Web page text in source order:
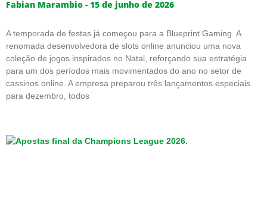
Fabian Marambio 15 de junho de 2026
A temporada de festas já começou para a Blueprint Gaming. A
renomada desenvolvedora de slots online anunciou uma nova
coleção de jogos inspirados no Natal, reforçando sua estratégia
para um dos períodos mais movimentados do ano no setor de
cassinos online. A empresa preparou três lançamentos especiais
para dezembro, todos